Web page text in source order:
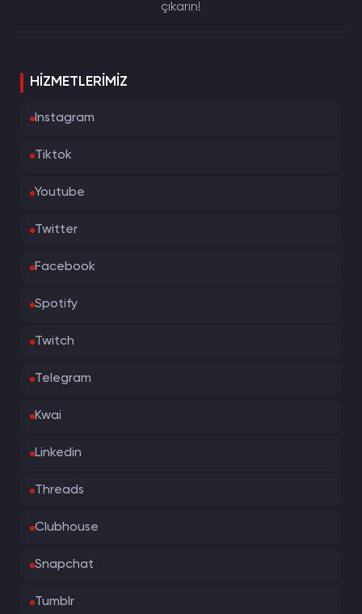
çıkarın!
HIZMETLERIMIZ
Instagram
Tiktok
Youtube
Twitter
Facebook
Spotify
Twitch
Telegram
Kwai
Linkedin
Threads
Clubhouse
Snapchat
Tumblr